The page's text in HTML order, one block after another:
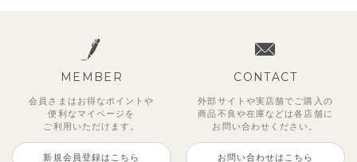
MEMBER
会員さまはお得なポイントや
便利な マイページを
ご利用いただけます。
新規会員登録はこちら
CONTACT
外部サイトや実店舗でご購入の
商品不良や在庫などは各店舗に
お問い合わせください。
お問い合わせはこちら